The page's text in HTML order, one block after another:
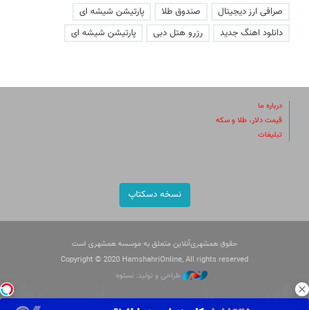
صرافی ارز دیجیتال
صندوق طلا
پارتیشن شیشه ای
دانلود اهنگ جدید
رزرو هتل دبی پارتیشن شیشه ای
درباره ما
قیمت دلار، طلا و سکه
تبلیغات
نسخه دسکتاپ
حقوق همشهری‌آنلاین متعلق به موسسه همشهری است
Copyright © 2020 HamshahriOnline, All rights reserved
طراحی و تولید: نستوه